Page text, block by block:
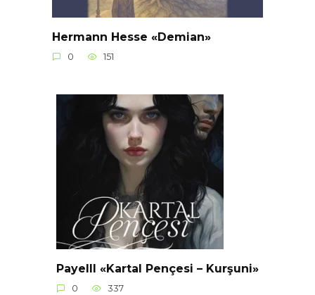
Hermann Hesse «Demian»
0 151
Payelll «Kartal Pençesi – Kurşuni»
0 337